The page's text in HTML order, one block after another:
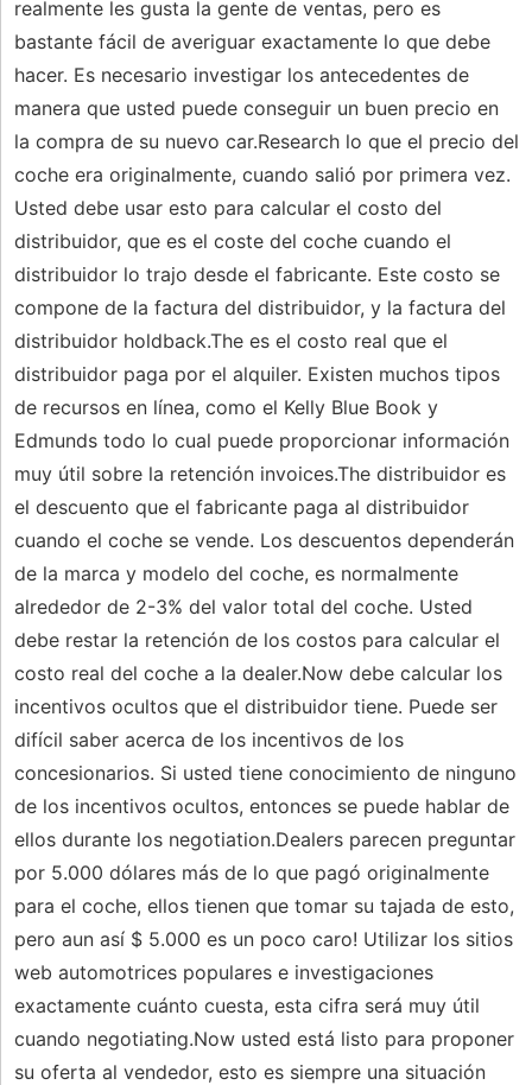
realmente les gusta la gente de ventas, pero es
bastante fácil de averiguar exactamente lo que debe
hacer. Es necesario investigar los antecedentes de
manera que usted puede conseguir un buen precio en
la compra de su nuevo car.Research lo que el precio del
coche era originalmente, cuando salió por primera vez.
Usted debe usar esto para calcular el costo del
distribuidor, que es el coste del coche cuando el
distribuidor lo trajo desde el fabricante. Este costo se
compone de la factura del distribuidor, y la factura del
distribuidor holdback.The es el costo real que el
distribuidor paga por el alquiler. Existen muchos tipos
de recursos en línea, como el Kelly Blue Book y
Edmunds todo lo cual puede proporcionar información
muy útil sobre la retención invoices.The distribuidor es
el descuento que el fabricante paga al distribuidor
cuando el coche se vende. Los descuentos dependerán
de la marca y modelo del coche, es normalmente
alrededor de 2-3% del valor total del coche. Usted
debe restar la retención de los costos para calcular el
costo real del coche a la dealer.Now debe calcular los
incentivos ocultos que el distribuidor tiene. Puede ser
difícil saber acerca de los incentivos de los
concesionarios. Si usted tiene conocimiento de ninguno
de los incentivos ocultos, entonces se puede hablar de
ellos durante los negotiation.Dealers parecen preguntar
por 5.000 dólares más de lo que pagó originalmente
para el coche, ellos tienen que tomar su tajada de esto,
pero aun así $ 5.000 es un poco caro! Utilizar los sitios
web automotrices populares e investigaciones
exactamente cuánto cuesta, esta cifra será muy útil
cuando negotiating.Now usted está listo para proponer
su oferta al vendedor, esto es siempre una situación